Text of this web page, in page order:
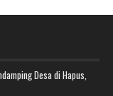
Desa di Hapus,